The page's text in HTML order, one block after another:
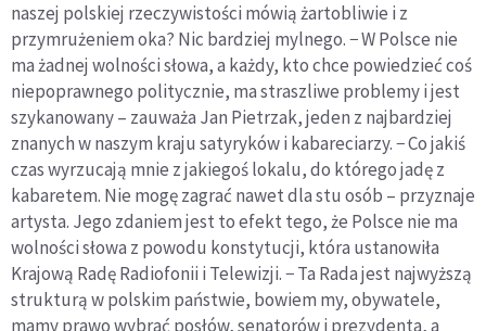
naszej polskiej rzeczywistości mówią żartobliwie i z
przymrużeniem oka? Nic bardziej mylnego. − W Polsce nie
ma żadnej wolności słowa, a każdy, kto chce powiedzieć coś
niepoprawnego politycznie, ma straszliwe problemy i jest
szykanowany – zauważa Jan Pietrzak, jeden z najbardziej
znanych w naszym kraju satyryków i kabareciarzy. − Co jakiś
czas wyrzucają mnie z jakiegoś lokalu, do którego jadę z
kabaretem. Nie mogę zagrać nawet dla stu osób – przyznaje
artysta. Jego zdaniem jest to efekt tego, że Polsce nie ma
wolności słowa z powodu konstytucji, która ustanowiła
Krajową Radę Radiofonii i Telewizji. − Ta Rada jest najwyższą
strukturą w polskim państwie, bowiem my, obywatele,
mamy prawo wybrać posłów, senatorów i prezydenta, a